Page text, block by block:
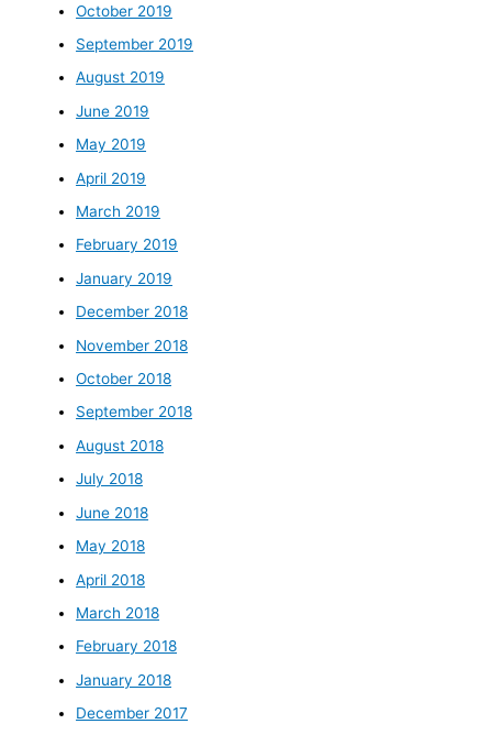
October 2019
September 2019
August 2019
June 2019
May 2019
April 2019
March 2019
February 2019
January 2019
December 2018
November 2018
October 2018
September 2018
August 2018
July 2018
June 2018
May 2018
April 2018
March 2018
February 2018
January 2018
December 2017